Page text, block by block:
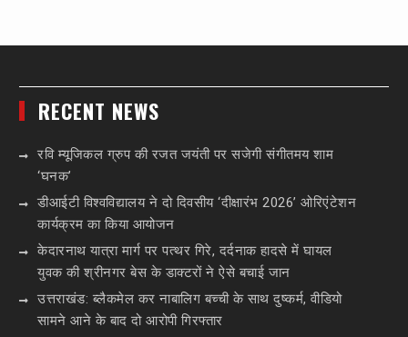
RECENT NEWS
रवि म्यूजिकल ग्रुप की रजत जयंती पर सजेगी संगीतमय शाम
‘घनक’
डीआईटी विश्वविद्यालय ने दो दिवसीय ‘दीक्षारंभ 2026’ ओरिएंटेशन
कार्यक्रम का किया आयोजन
केदारनाथ यात्रा मार्ग पर पत्थर गिरे, दर्दनाक हादसे में घायल
युवक की श्रीनगर बेस के डाक्टरों ने ऐसे बचाई जान
उत्तराखंड: ब्लैकमेल कर नाबालिग बच्ची के साथ दुष्कर्म, वीडियो
सामने आने के बाद दो आरोपी गिरफ्तार